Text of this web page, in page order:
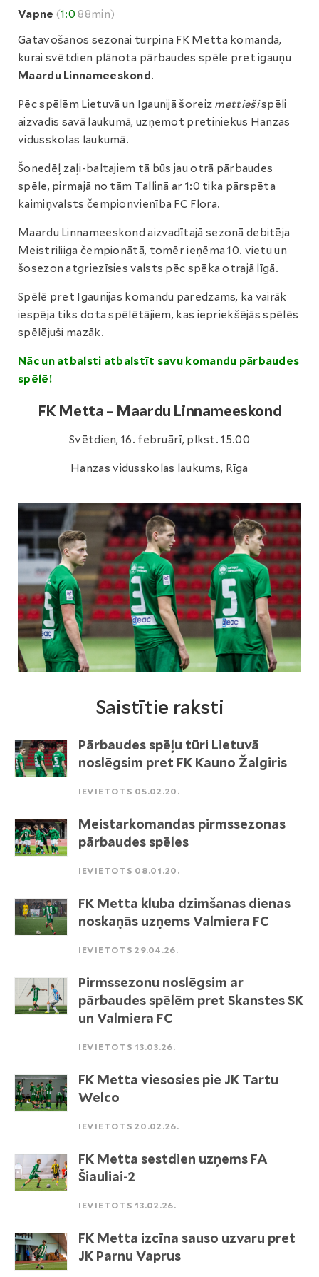
Vapne (1:0 88min)
Gatavošanos sezonai turpina FK Metta komanda,
kurai svētdien plānota pārbaudes spēle pret igauņu
Maardu Linnameeskond.
Pēc spēlēm Lietuvā un Igaunijā šoreiz mettiešispēli
aizvadīs savā laukumā, uzņemot pretiniekus Hanzas
vidusskolas laukumā.
Šonedēļ zaļi-baltajiem tā būs jau otrā pārbaudes
spēle, pirmajā no tām Tallinā ar 1:0 tika pārspēta
kaimiņvalsts čempionvienība FC Flora.
Maardu Linnameeskond aizvadītajā sezonā debitēja
Meistriliiga čempionātā, tomēr ieņēma 10. vietu un
šosezon atgriezīsies valsts pēc spēka otrajā līgā.
Spēlē pret Igaunijas komandu paredzams, ka vairāk
iespēja tiks dota spēlētājiem, kas iepriekšējās spēlēs
spēlējuši mazāk.
Nāc un atbalsti atbalstīt savu komandu pārbaudes
spēlē!
FK Metta – Maardu Linnameeskond
Svētdien, 16. februārī, plkst. 15.00
Hanzas vidusskolas laukums, Rīga
Saistītie raksti
Pārbaudes spēļu tūri Lietuvā
noslēgsim pret FK Kauno Žalgiris
IEVIETOTS 05.02.20.
Meistarkomandas pirmssezonas
pārbaudes spēles
IEVIETOTS 08.01.20.
FK Metta kluba dzimšanas dienas
noskaņās uzņems Valmiera FC
IEVIETOTS 29.04.26.
Pirmssezonu noslēgsim ar
pārbaudes spēlēm pret Skanstes SK
un Valmiera FC
IEVIETOTS 13.03.26.
FK Metta viesosies pie JK Tartu
Welco
IEVIETOTS 20.02.26.
FK Metta sestdien uzņems FA
Šiauliai-2
IEVIETOTS 13.02.26.
FK Metta izcīna sauso uzvaru pret
JK Parnu Vaprus